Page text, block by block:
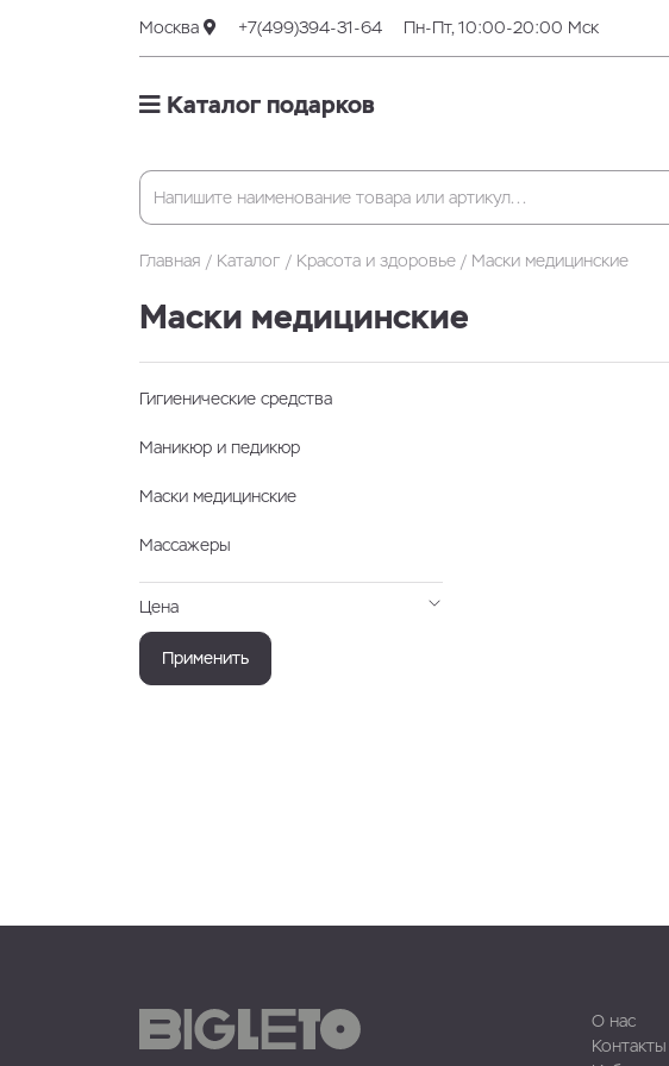
Москва +7(499)394-31-64 Пн-Пт, 10:00-20:00 Мск
Каталог подарков
Главная Каталог Красота и здоровье Маски медицинские
Маски медицинские
Гигиенические средства
Маникюр и педикюр
Маски медицинские
Массажеры
Цена
Применить
О нас
Контакты